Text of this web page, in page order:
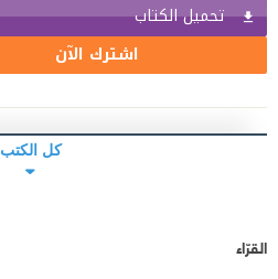
تحميل الكتاب
اشترك الآن
كل الكتب
القرّاء